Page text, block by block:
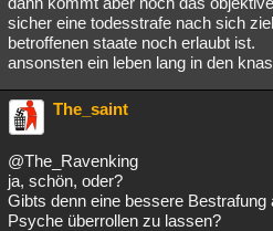
sicher eine todesstrafe nach sich
betroffenen staate noch erlaubt ist.
ansonsten ein leben lang in den
The_saint
@The_Ravenking
ja, schön, oder?
Gibts denn eine bessere
Psyche überrollen zu lassen?